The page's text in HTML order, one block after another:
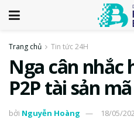
Trang chủ Tin tức 24H
Nga cân nhắc
P2P tài sản
bởi Nguyễn Hoàng 18/05/